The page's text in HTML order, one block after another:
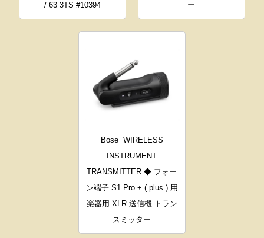
/ 63 3TS #10394
ー
Bose WIRELESS
INSTRUMENT
TRANSMITTER ◆ フォー
ン端子 S1 Pro + ( plus ) 用
楽器用 XLR 送信機 トラン
スミッター